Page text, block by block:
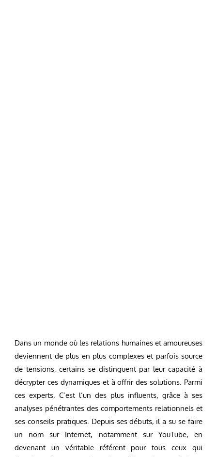
Dans un monde où les relations humaines et amoureuses
deviennent de plus en plus complexes et parfois source
de tensions, certains se distinguent par leur capacité à
décrypter ces dynamiques et à offrir des solutions. Parmi
ces experts, C’est l’un des plus influents, grâce à ses
analyses pénétrantes des comportements relationnels et
ses conseils pratiques. Depuis ses débuts, il a su se faire
un nom sur Internet, notamment sur YouTube, en
devenant un véritable référent pour tous ceux qui